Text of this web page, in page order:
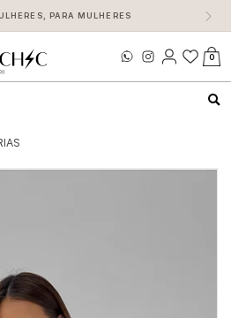
PARA MULHERES
0